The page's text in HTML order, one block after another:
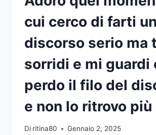
cui cerco di farti un
discorso serio ma
sorridi e mi guardi
perdo il filo del
e non lo ritrovo più
Di ritina80 Gennaio 2, 2025